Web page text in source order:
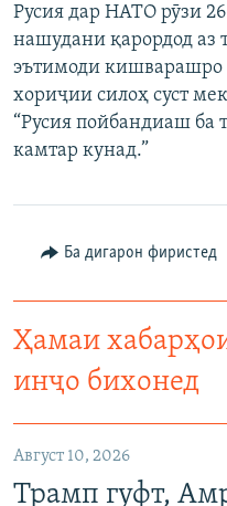
Ҳамаи сомонаҳои
Русия дар НАТО рӯзи
нашудани қарордод аз
эътимоди кишварашро
хориҷии силоҳ суст
“Русия пойбандиаш ба
камтар кунад.”
Ба дигарон фиристед
Ҳамаи
инҷо бихонед
Август 10, 2026
Трамп гуфт,